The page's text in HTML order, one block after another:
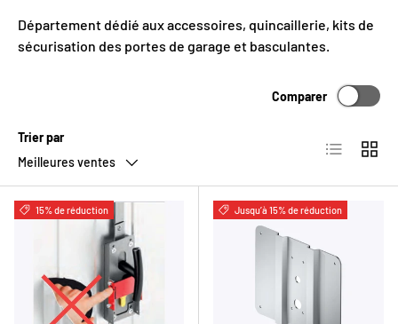
Département dédié aux accessoires, quincaillerie, kits de
sécurisation des portes de garage et basculantes.
Trier par
Meilleures ventes
Comparer
Liste Grille
15% de réduction Jusqu’à 15% de réduction